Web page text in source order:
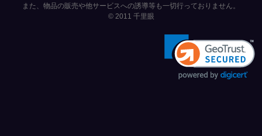
また、物品の販売や他サービスへの誘導等も一切行っておりません。
© 2011 千里眼